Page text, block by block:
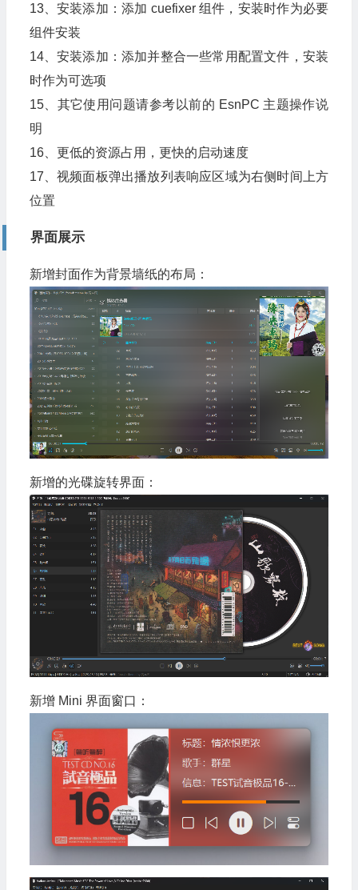
13、安装添加：添加 cuefixer 组件，安装时作为必要
组件安装
14、安装添加：添加并整合一些常用配置文件，安装
时作为可选项
15、其它使用问题请参考以前的 EsnPC 主题操作说
明
16、更低的资源占用，更快的启动速度
17、视频面板弹出播放列表响应区域为右侧时间上方
位置
界面展示
新增封面作为背景墙纸的布局：
新增的光碟旋转界面：
新增 Mini 界面窗口：